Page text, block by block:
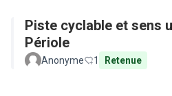
Piste cyclable et sens
Périole
Anonyme 1 Retenue